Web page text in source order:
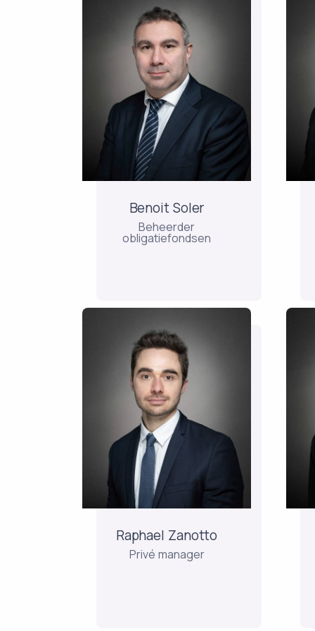
Benoit Soler
Beheerder
obligatiefondsen
Benoit Soler
Beheerder
obligatiefondsen
Benoit start zijn carrière in
2002 bij AXA IM,
meerbepaald in het
domein van de fondsen
met een focus op
aandelen / kredieten,
opkomende markten en
Raphael Zanotto
Privé manager
Raphael
Zanotto
Privé manager
Na gewerkt te hebben als
assistent manager bij
Société Générale,
vervolgde Raphaël zijn
carrière als manager bij
BNP, eerst in Luxemburg
en vervolgens in Parijs.